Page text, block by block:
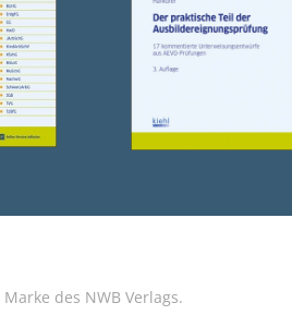
des NWB Verlags.